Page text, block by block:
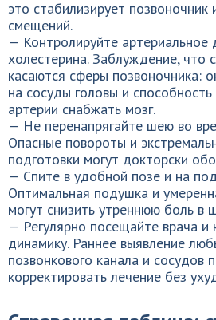
это стабилизирует позвоночник
смещений.
— Контролируйте артериальное
холестерина. Заблуждение, что
касаются сферы позвоночника:
на сосуды головы и
артерии снабжать мозг.
— Не перенапрягайте шею во
Опасные повороты и
подготовки могут докторски
— Спите в удобной позе и на
Оптимальная подушка и
могут снизить утреннюю боль в
— Регулярно посещайте врача и
динамику. Раннее выявление
позвонкового канала и сосудов
корректировать лечение без